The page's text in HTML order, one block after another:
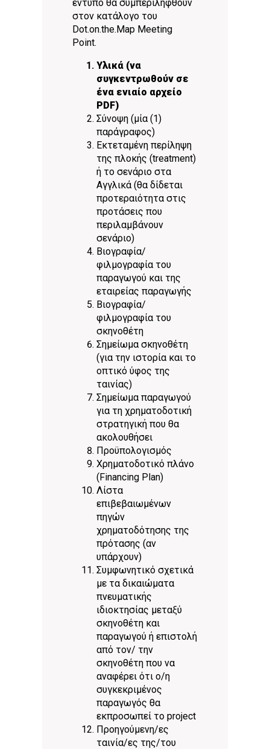
έντυπο θα συμπεριληφθούν
στον κατάλογο του
Dot.on.the.Μap Meeting
Point.
Υλικά (να
συγκεντρωθούν σε
ένα ενιαίο αρχείο
PDF)
Σύνοψη (μία (1)
παράγραφος)
Εκτεταμένη περίληψη
της πλοκής (treatment)
ή το σενάριο στα
Αγγλικά (θα δίδεται
προτεραιότητα στις
προτάσεις που
περιλαμβάνουν
σενάριο)
Βιογραφία/
φιλμογραφία του
παραγωγού και της
εταιρείας παραγωγής
Βιογραφία/
φιλμογραφία του
σκηνοθέτη
Σημείωμα σκηνοθέτη
(για την ιστορία και το
οπτικό ύφος της
ταινίας)
Σημείωμα παραγωγού
για τη χρηματοδοτική
στρατηγική που θα
ακολουθήσει
Προϋπολογισμός
Χρηματοδοτικό πλάνο
(Financing Plan)
Λίστα
επιβεβαιωμένων
πηγών
χρηματοδότησης της
πρότασης (αν
υπάρχουν)
Συμφωνητικό σχετικά
με τα δικαιώματα
πνευματικής
ιδιοκτησίας μεταξύ
σκηνοθέτη και
παραγωγού ή επιστολή
από τον/ την
σκηνοθέτη που να
αναφέρει ότι ο/η
συγκεκριμένος
παραγωγός θα
εκπροσωπεί το project
Προηγούμενη/ες
ταινία/ες της/του